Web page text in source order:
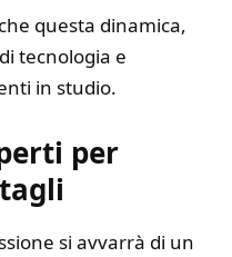
questa dinamica,
tecnologia e
in studio.
per
si avvarrà di un